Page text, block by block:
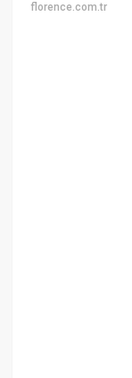
florence.com.tr